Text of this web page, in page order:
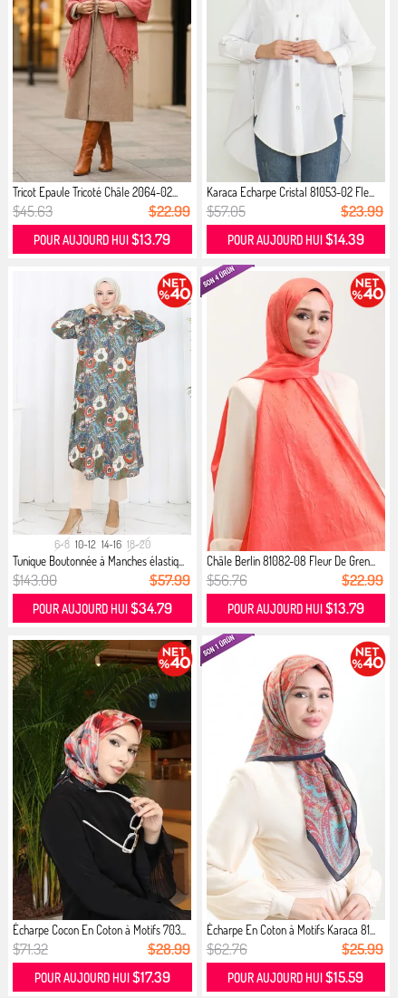
Tricot Epaule Tricoté Châle 2064-02...
$45.63 $22.99
POUR AUJOURD HUI$13.79
Karaca Echarpe Cristal 81053-02 Fle...
$57.05 $23.99
POUR AUJOURD HUI $14.39
6-8 10-12 14-16 18-20
Tunique Boutonnée à Manches élastiq...
$143.00 $57.99
POUR AUJOURD HUI $34.79
Châle Berlin 81082-08 Fleur De Gren...
$56.76 $22.99
POUR AUJOURD HUI $13.79
Écharpe Cocon En Coton à Motifs 703...
$71.32 $28.99
POUR AUJOURD HUI $17.39
Écharpe En Coton à Motifs Karaca 81...
$62.76 $25.99
POUR AUJOURD HUI$15.59